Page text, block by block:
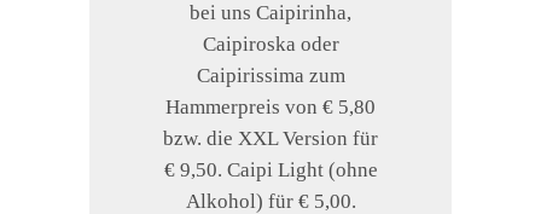
bei uns Caipirinha,
Caipiroska oder
Caipirissima zum
Hammerpreis von € 5,80
bzw. die XXL Version für
€ 9,50. Caipi Light (ohne
Alkohol) für € 5,00.